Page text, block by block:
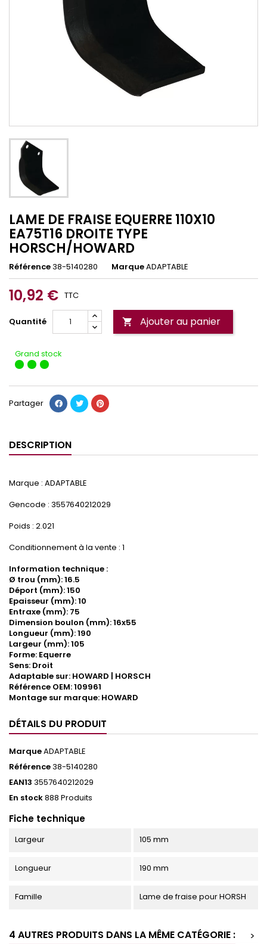
LAME DE FRAISE EQUERRE 110X10
EA75T16 DROITE TYPE
HORSCH/HOWARD
Référence38-5140280 MarqueADAPTABLE
10,92 € TTC
Quantité  Ajouter au panier
Grand stock
Partager
DESCRIPTION
Marque : ADAPTABLE
Gencode : 3557640212029
Poids : 2.021
Conditionnement à la vente : 1
Information technique :
Ø trou (mm): 16.5
Déport (mm): 150
Epaisseur (mm): 10
Entraxe (mm): 75
Dimension boulon (mm): 16x55
Longueur (mm): 190
Largeur (mm): 105
Forme: Equerre
Sens: Droit
Adaptable sur: HOWARD | HORSCH
Référence OEM: 109961
Montage sur marque: HOWARD
DÉTAILS DU PRODUIT
MarqueADAPTABLE
Référence38-5140280
EAN13 3557640212029
En stock888 Produits
Fiche technique
Largeur 105 mm
Longueur 190 mm
Famille Lame de fraise pour HORSH
4 AUTRES PRODUITS DANS LA MÊME CATÉGORIE :
>